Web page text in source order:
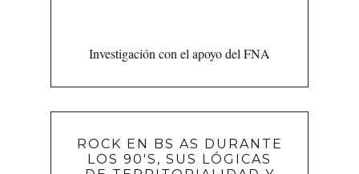
Investigación con el apoyo del FNA
ROCK EN BS AS DURANTE
LOS 90'S, SUS LÓGICAS